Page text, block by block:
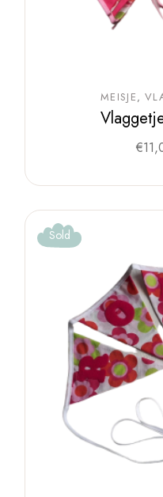
MEISJE
€
Sold